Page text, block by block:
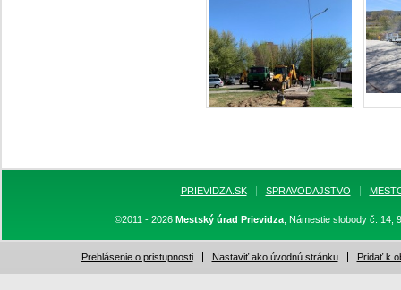
PRIEVIDZA.SK SPRAVODAJSTVO
©2011 - 2026 Mestský úrad Prievidza, Námestie slobody č. 14,
Prehlásenie o pristupnosti Nastaviť ako úvodnú stránku Pridať k